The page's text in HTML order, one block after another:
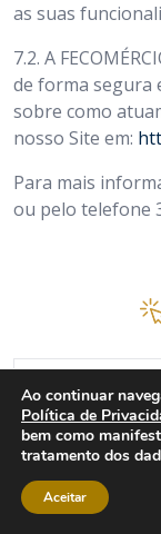
as suas
7.2. A
de forma segura
sobre como
nosso Site em:
Para mais
ou pelo telefone
Ao continuar
Política de
bem como
tratamento dos
Aceitar